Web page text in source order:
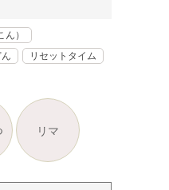
）
リセットタイム
リマ